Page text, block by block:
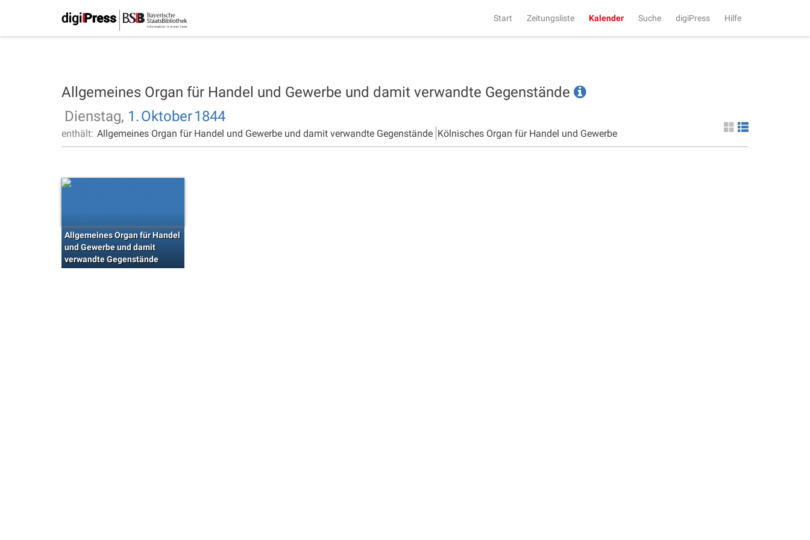
Start Zeitungsliste Kalender Suche digiPress Hilfe
Allgemeines Organ für Handel und Gewerbe und damit verwandte Gegenstände
Dienstag, 1.Oktober1844
enthält: Allgemeines Organ für Handel und Gewerbe und damit verwandte Gegenstände Kölnisches Organ für Handel und Gewerbe
Allgemeines Organ für Handel
und Gewerbe und damit
verwandte Gegenstände